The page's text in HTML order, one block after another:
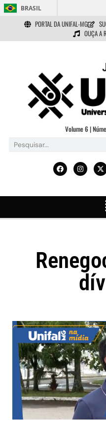
BRASIL
PORTAL DA UNIFAL-MG
OUÇA A
Volume 6 |